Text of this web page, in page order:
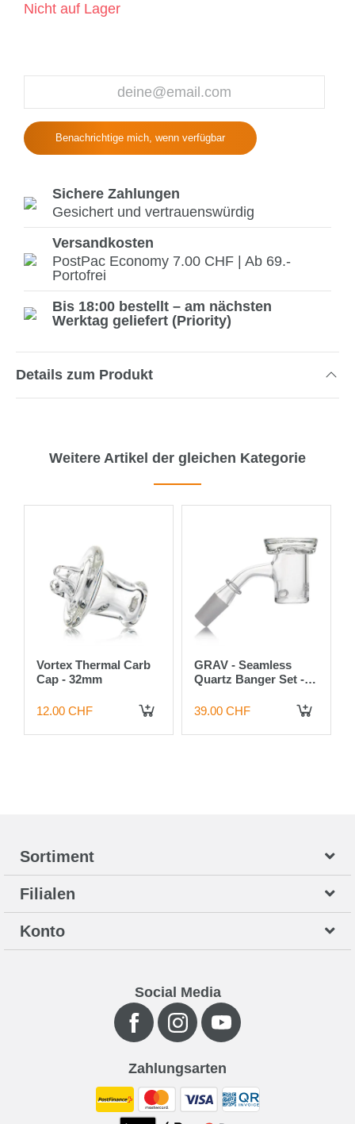
Nicht auf Lager
Benachrichtige mich, wenn verfügbar
Sichere Zahlungen
Gesichert und vertrauenswürdig
Versandkosten
PostPac Economy 7.00 CHF | Ab 69.-
Portofrei
Bis 18:00 bestellt – am nächsten
Werktag geliefert (Priority)
Details zum Produkt
Weitere Artikel der gleichen Kategorie
Vortex Thermal Carb
Cap - 32mm
12.00 CHF
GRAV - Seamless
Quartz Banger Set -
39.00 CHF
Sortiment
Filialen
Konto
Social Media
Zahlungsarten